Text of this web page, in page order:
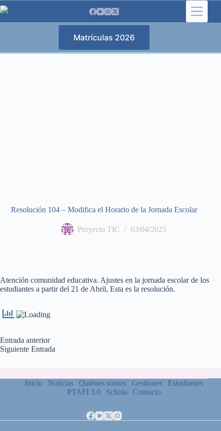
Saltar
al
contenido
Matrículas 2026
Resolución 104 – Modifica el Horario de la Jornada Escolar
Proyecto TIC 03/04/2025
Atención comunidad educativa. Ajustes en la jornada escolar de los
estudiantes a partir del 21 de Abril, Esta es la resolución.
Entrada anterior
Siguiente Entrada
Inicio Noticias Quiénes somos Gestiones
Estudiantes
PTAFI 3.0
Schola Contacto